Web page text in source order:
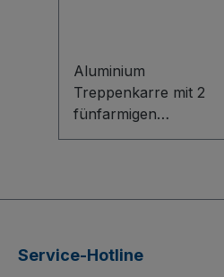
Aluminium
Treppenkarre mit 2
fünfarmigen
Radsternen Die
fünfarmigen
Aluminiumkonstruktion
Service-Hotline